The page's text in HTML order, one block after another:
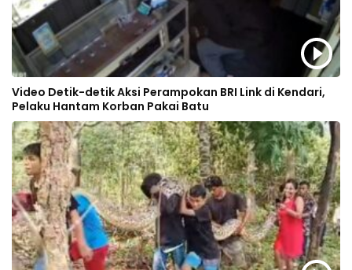
Video Detik-detik Aksi Perampokan BRI Link di Kendari,
Pelaku Hantam Korban Pakai Batu